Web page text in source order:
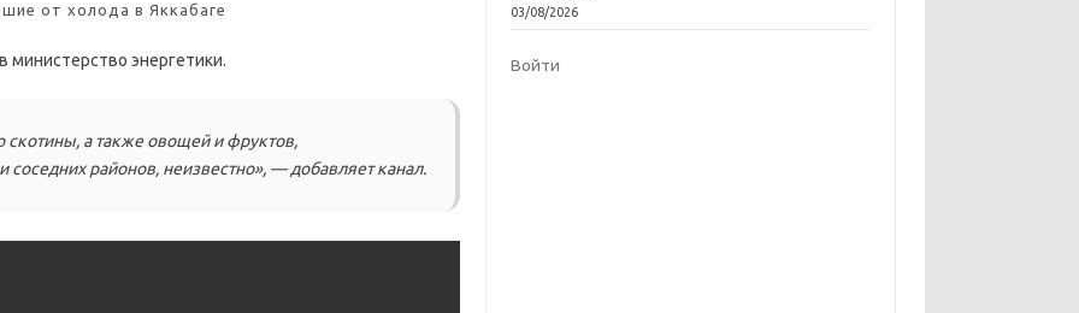
от холода в Яккабаге
энергетики.
скотины, а также овощей и фруктов,
районов, неизвестно», — добавляет канал.
03/08/2026
Войти